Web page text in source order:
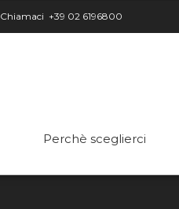
Chiamaci +39 02 6196800
Perchè sceglierci